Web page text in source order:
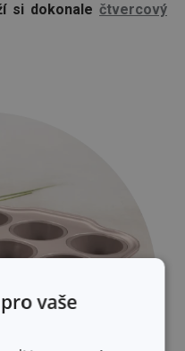
si dokonale čtvercový
vaše